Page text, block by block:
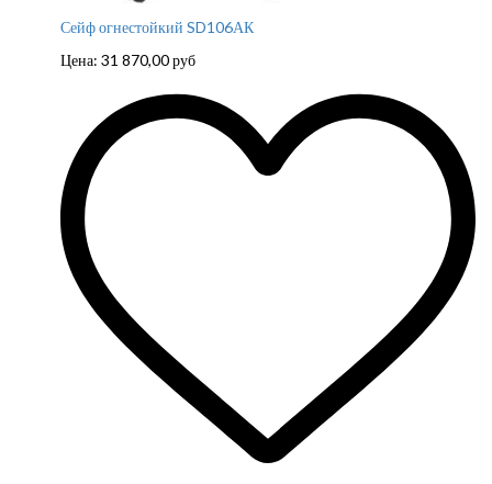
Сейф огнестойкий SD106АК
Цена: 31 870,00руб